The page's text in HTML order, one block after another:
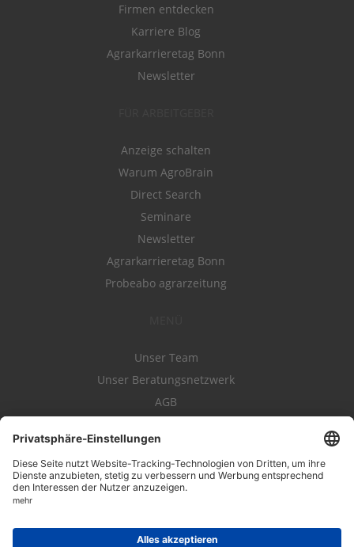
Firmen entdecken
Karriere Blog
Agrarkarrieretag Bonn
Newsletter
Anzeige schalten
Warum AgroBrain
Direct Search
Seminare
Newsletter
Agrarkarrieretag Bonn
Probeabo agrarzeitung
Unser Team
Unser Beratungsnetzwerk
AGB
Datenschutz
Impressum
Kontakt